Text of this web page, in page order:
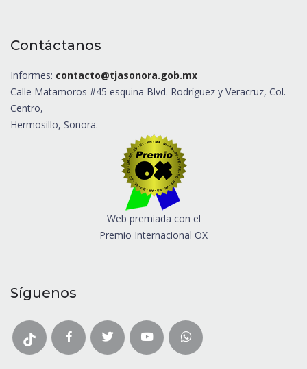
Contáctanos
Informes: contacto@tjasonora.gob.mx
Calle Matamoros #45 esquina Blvd. Rodríguez y Veracruz, Col.
Centro,
Hermosillo, Sonora.
Web premiada con el
Premio Internacional OX
Síguenos